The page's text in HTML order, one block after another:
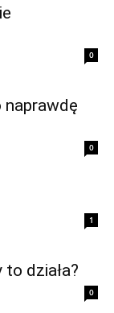
0
naprawdę
0
1
działa?
0